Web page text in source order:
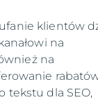
klientów
na
na
tekstu dla SEO,